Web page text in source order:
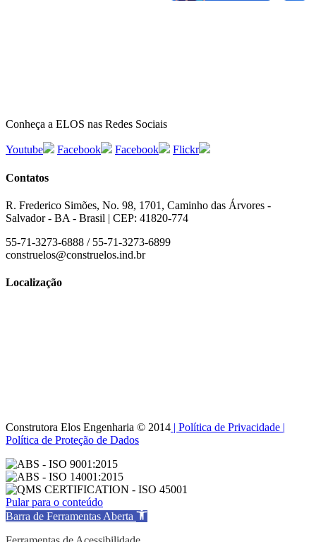
Conheça a ELOS nas Redes Sociais
Youtube Facebook Facebook Flickr
Contatos
R. Frederico Simões, No. 98, 1701, Caminho das Árvores -
Salvador - BA - Brasil | CEP: 41820-774
55-71-3273-6888 / 55-71-3273-6899
construelos@construelos.ind.br
Localização
Construtora Elos Engenharia © 2014 | Política de Privacidade |
Política de Proteção de Dados
Pular para o conteúdo
Barra de Ferramentas Aberta